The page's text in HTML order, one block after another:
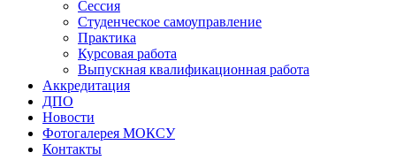
Сессия
Студенческое самоуправление
Практика
Курсовая работа
Выпускная квалификационная работа
Аккредитация
ДПО
Новости
Фотогалерея МОКСУ
Контакты